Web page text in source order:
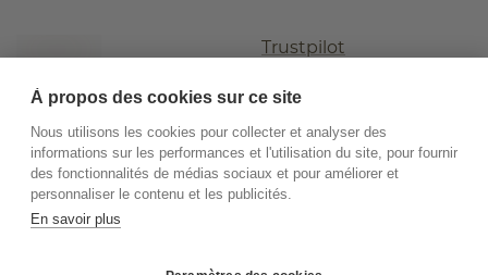
Trustpilot
.DiamondsByMe
À propos des cookies sur ce site
Nous utilisons les cookies pour collecter et analyser des
informations sur les performances et l'utilisation du site, pour fournir
des fonctionnalités de médias sociaux et pour améliorer et
personnaliser le contenu et les publicités.
En savoir plus